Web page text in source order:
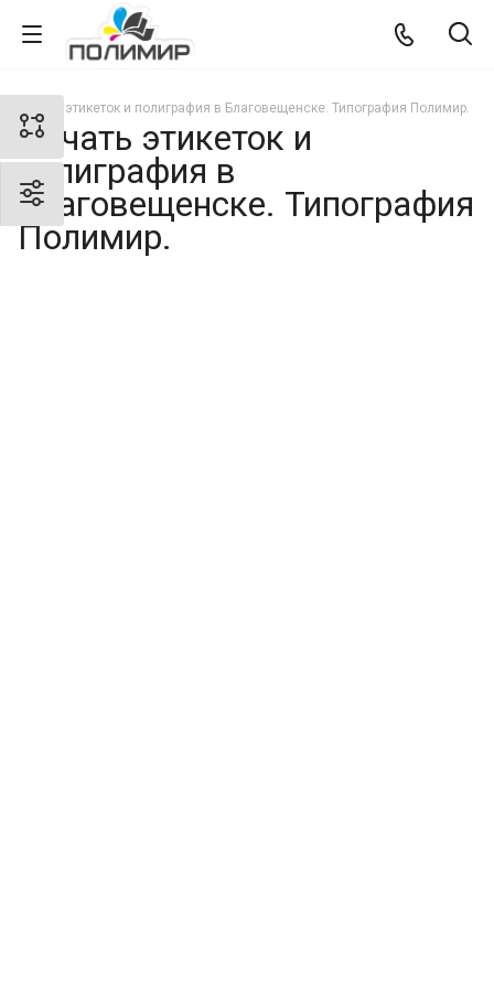
Печать этикеток и полиграфия в Благовещенске. Типография Полимир.
Печать этикеток и
полиграфия в
Благовещенске. Типография
Полимир.